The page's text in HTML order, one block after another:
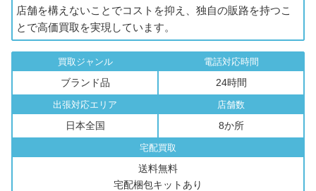
店舗を構えないことでコストを抑え、独自の販路を持つこ
とで高価買取を実現しています。
買取ジャンル
ブランド品
電話対応時間
24時間
出張対応エリア
日本全国
店舗数
8か所
宅配買取
送料無料
宅配梱包キットあり